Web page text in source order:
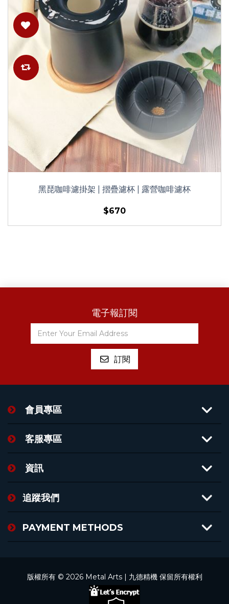
黑琵咖啡濾掛架 | 摺疊濾杯 | 露營咖啡濾杯
$670
電子報訂閱
會員專區
客服專區
資訊
追蹤我們
PAYMENT METHODS
版權所有 © 2026 Metal Arts | 九德精機 保留所有權利